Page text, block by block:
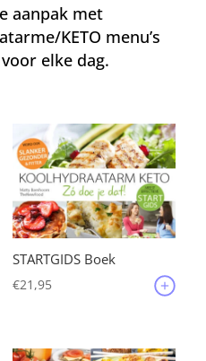
aanpak met
KETO menu’s
elke dag.
STARTGIDS Boek
€21,95